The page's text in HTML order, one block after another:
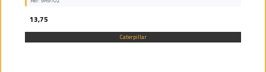
38,13
Caterpillar